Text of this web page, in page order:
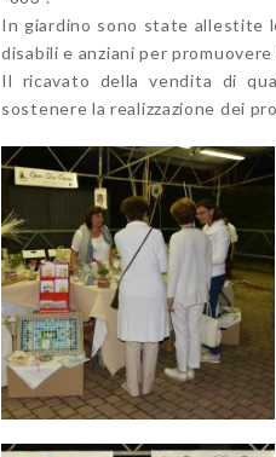
In giardino sono state allestite
disabili e anziani per
Il ricavato della vendita di
sostenere la realizzazione dei